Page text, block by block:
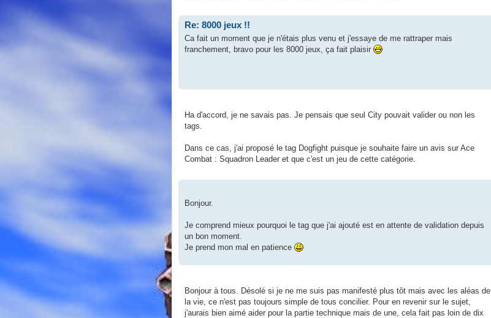
Re: 8000 jeux !!
Ca fait un moment que je n'étais plus venu et j'essaye de me rattraper mais
franchement, bravo pour les 8000 jeux, ça fait plaisir
Ha d'accord, je ne savais pas. Je pensais que seul City pouvait valider ou non les
tags.
Dans ce cas, j'ai proposé le tag Dogfight puisque je souhaite faire un avis sur Ace
Combat : Squadron Leader et que c'est un jeu de cette catégorie.
Bonjour.
Je comprend mieux pourquoi le tag que j'ai ajouté est en attente de validation depuis
un bon moment.
Je prend mon mal en patience
Bonjour à tous. Désolé si je ne me suis pas manifesté plus tôt mais avec les aléas de
la vie, ce n'est pas toujours simple de tous concilier. Pour en revenir sur le sujet,
j'aurais bien aimé aider pour la partie technique mais de une, cela fait pas loin de dix